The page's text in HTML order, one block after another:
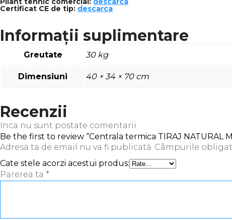
Certificat CE de tip: descarca
Informații suplimentare
Greutate 30 kg
Dimensiuni 40 × 34 × 70 cm
Recenzii
Inca nu sunt postate comentarii.
Be the first to review “Centrala termica TIRAJ NATURAL
Adresa ta de email nu va fi publicată. Câmpurile
Cate stele acorzi acestui produs:
Parerea ta *